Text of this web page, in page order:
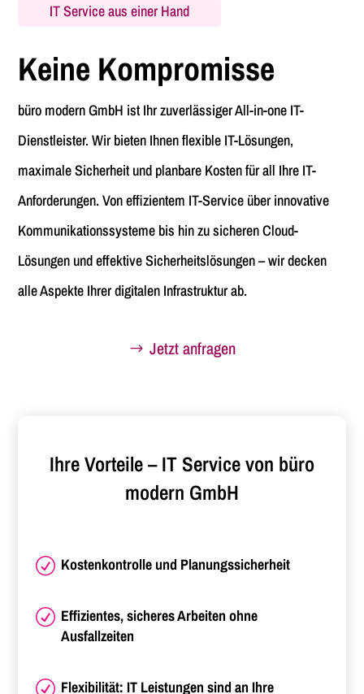
IT Service aus einer Hand
Keine Kompromisse
büro modern GmbH ist Ihr zuverlässiger All-in-one IT-
Dienstleister. Wir bieten Ihnen flexible IT-Lösungen,
maximale Sicherheit und planbare Kosten für all Ihre IT-
Anforderungen. Von effizientem IT-Service über innovative
Kommunikationssysteme bis hin zu sicheren Cloud-
Lösungen und effektive Sicherheitslösungen – wir decken
alle Aspekte Ihrer digitalen Infrastruktur ab.
Jetzt anfragen
Ihre Vorteile – IT Service von büro
modern GmbH
R Kostenkontrolle und Planungssicherheit
R Effizientes, sicheres Arbeiten ohne
Ausfallzeiten
R Flexibilität: IT Leistungen sind an Ihre